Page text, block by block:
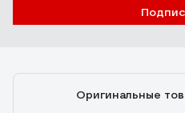
Оригинальные